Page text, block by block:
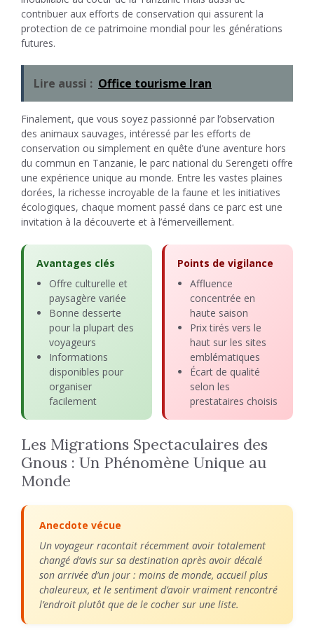
contribuer aux efforts de conservation qui assurent la
protection de ce patrimoine mondial pour les générations
futures.
Lire aussi : Office tourisme Iran
Finalement, que vous soyez passionné par l’observation
des animaux sauvages, intéressé par les efforts de
conservation ou simplement en quête d’une aventure hors
du commun en Tanzanie, le parc national du Serengeti offre
une expérience unique au monde. Entre les vastes plaines
dorées, la richesse incroyable de la faune et les initiatives
écologiques, chaque moment passé dans ce parc est une
invitation à la découverte et à l’émerveillement.
Avantages clés
Offre culturelle et
paysagère variée
Bonne desserte
pour la plupart des
voyageurs
Informations
disponibles pour
organiser
facilement
Points de vigilance
Affluence
concentrée en
haute saison
Prix tirés vers le
haut sur les sites
emblématiques
Écart de qualité
selon les
prestataires choisis
Les Migrations Spectaculaires des
Gnous : Un Phénomène Unique au
Monde
Anecdote vécue
Un voyageur racontait récemment avoir totalement
changé d’avis sur sa destination après avoir décalé
son arrivée d’un jour : moins de monde, accueil plus
chaleureux, et le sentiment d’avoir vraiment rencontré
l’endroit plutôt que de le cocher sur une liste.